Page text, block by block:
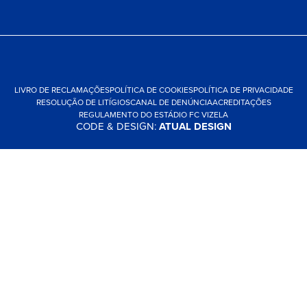
LIVRO DE RECLAMAÇÕESPOLÍTICA DE COOKIESPOLÍTICA DE PRIVACIDADE
RESOLUÇÃO DE LITÍGIOSCANAL DE DENÚNCIAACREDITAÇÕES
REGULAMENTO DO ESTÁDIO FC VIZELA
CODE & DESIGN:ATUAL DESIGN